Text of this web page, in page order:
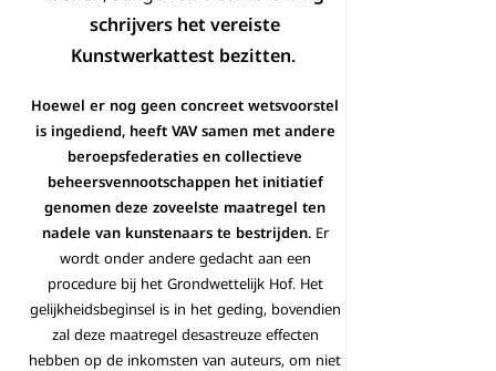
schrijvers het vereiste
Kunstwerkattest bezitten.
Hoewel er nog geen concreet wetsvoorstel
is ingediend, heeft VAV samen met andere
beroepsfederaties en collectieve
beheersvennootschappen het initiatief
genomen deze zoveelste maatregel ten
nadele van kunstenaars te bestrijden.Er
wordt onder andere gedacht aan een
procedure bij het Grondwettelijk Hof. Het
gelijkheidsbeginsel is in het geding, bovendien
zal deze maatregel desastreuze effecten
hebben op de inkomsten van auteurs, om niet